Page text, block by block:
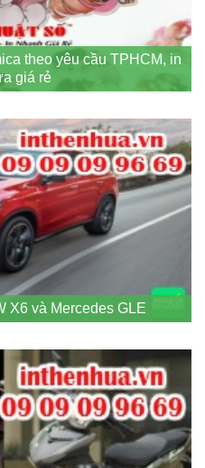
theo yêu cầu TPHCM, in
giá rẻ
X6 và Mercedes GLE